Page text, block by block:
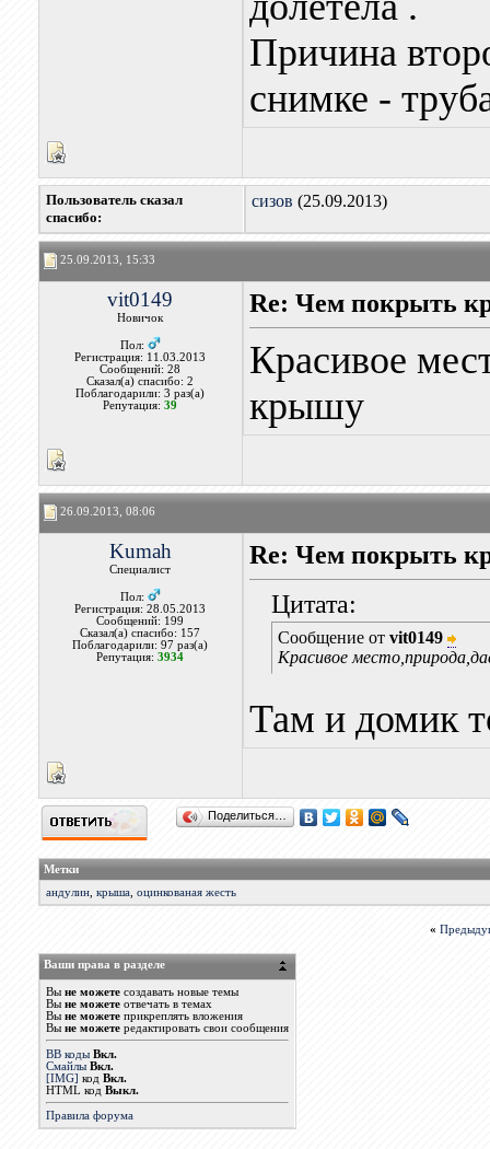
Причина
снимке -
Пользователь сказал
cпасибо:
сизов (25.09.2013)
25.09.2013, 15:33
vit0149
Новичок
Пол:
Регистрация: 11.03.2013
Сообщений: 28
Сказал(а) спасибо: 2
Поблагодарили: 3 раз(а)
Репутация:39
Re: Чем покрыть
Красивое
крышу
26.09.2013, 08:06
Kumah
Специалист
Пол:
Регистрация: 28.05.2013
Сообщений: 199
Сказал(а) спасибо: 157
Поблагодарили: 97 раз(а)
Репутация:3934
Re: Чем покрыть
Цитата:
Сообщение от vit0149
Красивое
Там и домик
Поделиться…
Метки
андулин, крыша, оцинкованая жесть
«
Ваши права в разделе
Вы не можетесоздавать новые темы
Вы не можетеотвечать в темах
Вы не можетеприкреплять вложения
Вы не можетередактировать свои сообщения
BB коды Вкл.
Смайлы Вкл.
[IMG] код Вкл.
HTML код Выкл.
Правила форума